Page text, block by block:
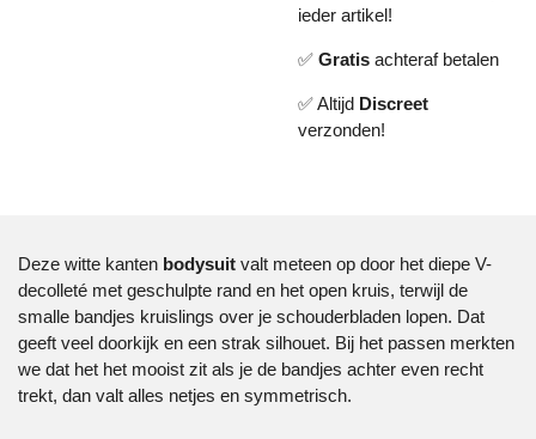
ieder artikel!
✅ Gratis achteraf betalen
✅ Altijd Discreet
verzonden!
Deze witte kanten bodysuit valt meteen op door het diepe V-
decolleté met geschulpte rand en het open kruis, terwijl de
smalle bandjes kruislings over je schouderbladen lopen. Dat
geeft veel doorkijk en een strak silhouet. Bij het passen merkten
we dat het het mooist zit als je de bandjes achter even recht
trekt, dan valt alles netjes en symmetrisch.